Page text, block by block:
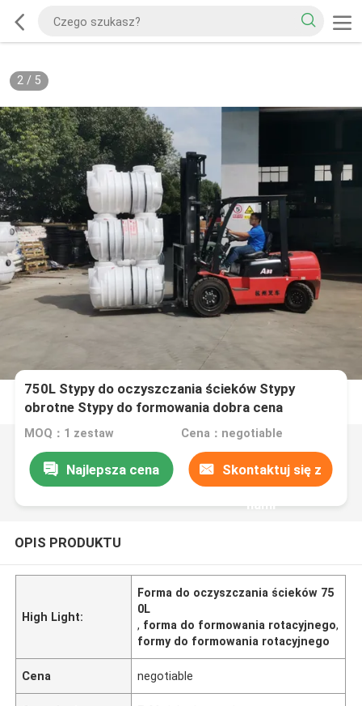
2/ 5
750L Stypy do oczyszczania ścieków Stypy
obrotne Stypy do formowania dobra cena
wysokiej jakości Stypy do zbiornika septicznego
MOQ：1 zestaw Cena：negotiable
Najlepsza cena Skontaktuj się z
nami
OPIS PRODUKTU
High Light:
Forma do oczyszczania ścieków 75
0L
, forma do formowania rotacyjnego,
formy do formowania rotacyjnego
Cena negotiable